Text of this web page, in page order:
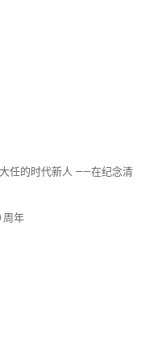
任的时代新人 ——在纪念清
周年